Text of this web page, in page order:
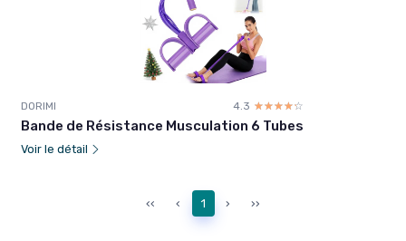
DORIMI 4.3 ☆☆☆☆☆
★★★★★
Bande de Résistance Musculation 6 Tubes
Voir le détail
‹‹ ‹ 1 › ››